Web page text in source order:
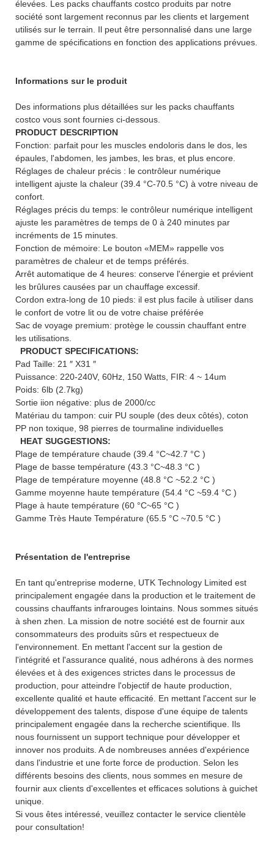
élevées. Les packs chauffants costco produits par notre
société sont largement reconnus par les clients et largement
utilisés sur le terrain. Il peut être personnalisé dans une large
gamme de spécifications en fonction des applications prévues.
Informations sur le produit
Des informations plus détaillées sur les packs chauffants
costco vous sont fournies ci-dessous.
PRODUCT DESCRIPTION
Fonction: parfait pour les muscles endoloris dans le dos, les
épaules, l'abdomen, les jambes, les bras, et plus encore.
Réglages de chaleur précis : le contrôleur numérique
intelligent ajuste la chaleur (39.4 °C-70.5 °C) à votre niveau de
confort.
Réglages précis du temps: le contrôleur numérique intelligent
ajuste les paramètres de temps de 0 à 240 minutes par
incréments de 15 minutes.
Fonction de mémoire: Le bouton «MEM» rappelle vos
paramètres de chaleur et de temps préférés.
Arrêt automatique de 4 heures: conserve l'énergie et prévient
les brûlures causées par un chauffage excessif.
Cordon extra-long de 10 pieds: il est plus facile à utiliser dans
le confort de votre lit ou de votre chaise préférée
Sac de voyage premium: protège le coussin chauffant entre
les utilisations.
PRODUCT SPECIFICATIONS:
Pad Taille: 21 ″ X31 ″
Puissance: 220-240V, 60Hz, 150 Watts, FIR: 4 ~ 14um
Poids: 6lb (2.7kg)
Sortie iion négative: plus de 2000/cc
Matériau du tampon: cuir PU souple (des deux côtés), coton
PP non toxique, 98 pierres de tourmaline individuelles
HEAT SUGGESTIONS:
Plage de température chaude (39.4 °C~42.7 °C )
Plage de basse température (43.3 °C~48.3 °C )
Plage de température moyenne (48.8 °C ~52.2 °C )
Gamme moyenne haute température (54.4 °C ~59.4 °C )
Plage à haute température (60 °C~65 °C )
Gamme Très Haute Température (65.5 °C ~70.5 °C )
Présentation de l'entreprise
En tant qu'entreprise moderne, UTK Technology Limited est
principalement engagée dans la production et le traitement de
coussins chauffants infrarouges lointains. Nous sommes situés
à shen zhen. La mission de notre société est de fournir aux
consommateurs des produits sûrs et respectueux de
l'environnement. En mettant l'accent sur la gestion de
l'intégrité et l'assurance qualité, nous adhérons à des normes
élevées et à des exigences strictes dans le processus de
production, pour atteindre l'objectif de haute production,
excellente qualité et haute efficacité. En mettant l'accent sur le
développement des talents, dispose d'une équipe de talents
principalement engagée dans la recherche scientifique. Ils
nous fournissent un support technique pour développer et
innover nos produits. A de nombreuses années d'expérience
dans l'industrie et une forte force de production. Selon les
différents besoins des clients, nous sommes en mesure de
fournir aux clients d'excellentes et efficaces solutions à guichet
unique.
Si vous êtes intéressé, veuillez contacter le service clientèle
pour consultation!